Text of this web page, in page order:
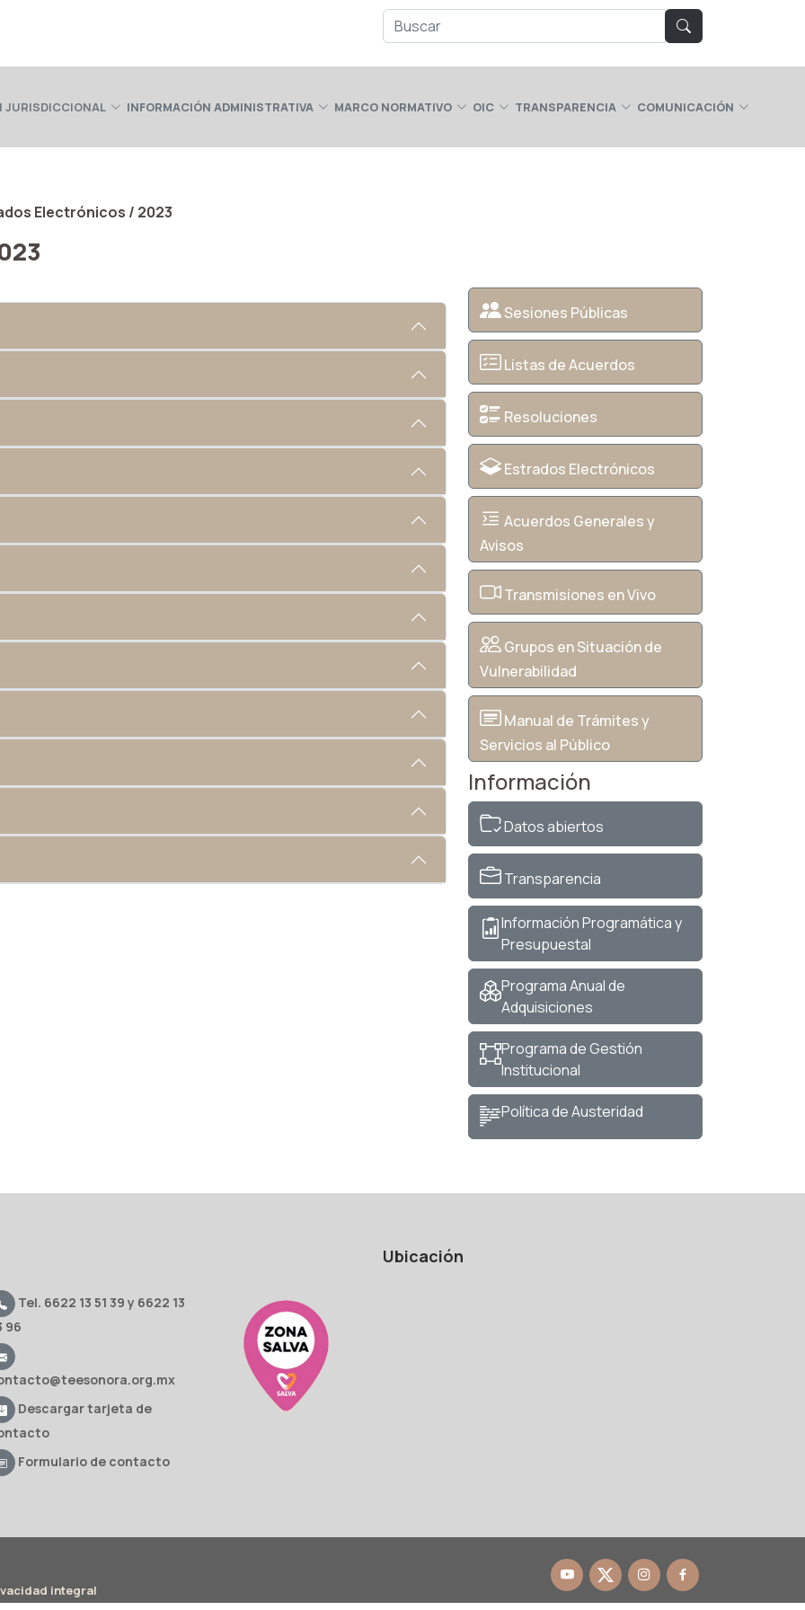
JURISDICCIONAL INFORMACIÓN ADMINISTRATIVA MARCO NORMATIVO OIC TRANSPARENCIA COMUNICACIÓN
Electrónicos / 2023
Sesiones Públicas
Listas de Acuerdos
Resoluciones
Estrados Electrónicos
Acuerdos Generales y
Avisos
Transmisiones en Vivo
Grupos en Situación de
Vulnerabilidad
Manual de Trámites y
Servicios al Público
Información
Datos abiertos
Transparencia
Información Programática y
Presupuestal
Programa Anual de
Adquisiciones
Programa de Gestión
Institucional
Política de Austeridad
Tel. 6622 13 51 39 y 6622 13
96
Descargar tarjeta de
Formulario de contacto
Ubicación
integral